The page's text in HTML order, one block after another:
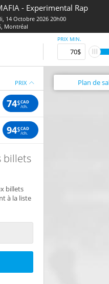
- Experimental Rap
14 Octobre 2026 20h00
, Montréal
PRIX MIN.
PRIX
74$CAD
/ch.
94$CAD
/ch.
billets
billets
à la liste
Plan de